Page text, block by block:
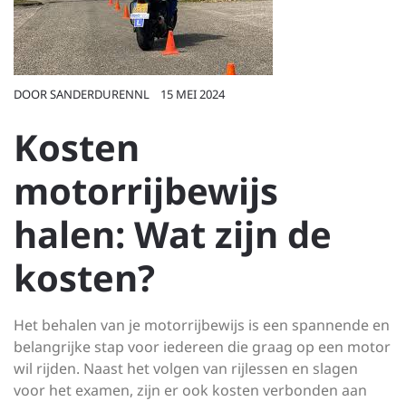
DOORSANDERDURENNL 15 MEI 2024
Kosten
motorrijbewijs
halen: Wat zijn de
kosten?
Het behalen van je motorrijbewijs is een spannende en
belangrijke stap voor iedereen die graag op een motor
wil rijden. Naast het volgen van rijlessen en slagen
voor het examen, zijn er ook kosten verbonden aan